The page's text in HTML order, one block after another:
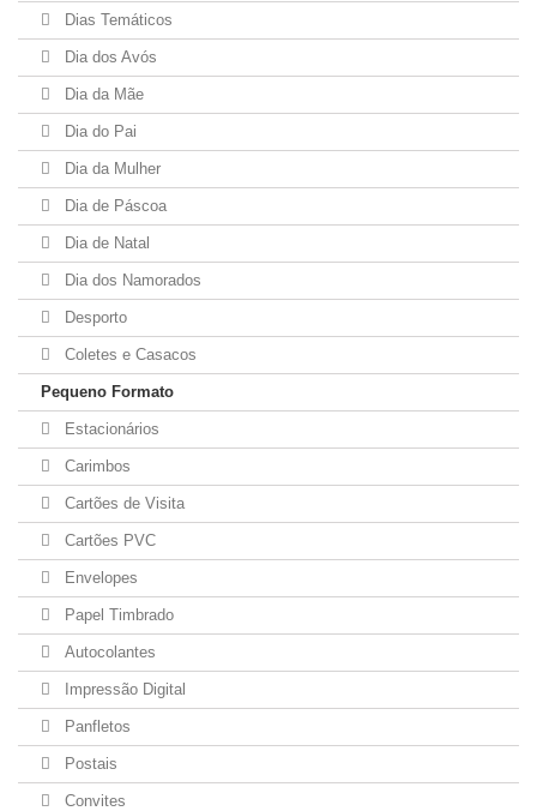
Dias Temáticos
Dia dos Avós
Dia da Mãe
Dia do Pai
Dia da Mulher
Dia de Páscoa
Dia de Natal
Dia dos Namorados
Desporto
Coletes e Casacos
Pequeno Formato
Estacionários
Carimbos
Cartões de Visita
Cartões PVC
Envelopes
Papel Timbrado
Autocolantes
Impressão Digital
Panfletos
Postais
Convites